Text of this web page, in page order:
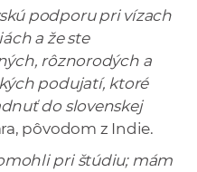
podporu pri vízach
a že ste
rôznorodých a
podujatí, ktoré
do slovenskej
pôvodom z Indie.
pri štúdiu; mám